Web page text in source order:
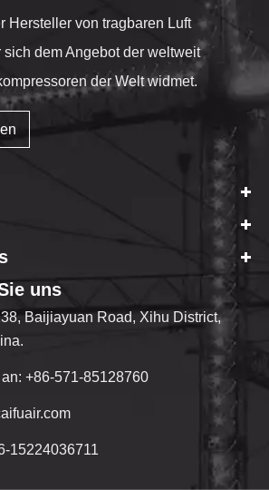
Hersteller von tragbaren Luft
sich dem Angebot der weltweit
der Welt widmet.
uns
Baijiayuan Road, Xihu District,
+86-571-85128760
15224036711